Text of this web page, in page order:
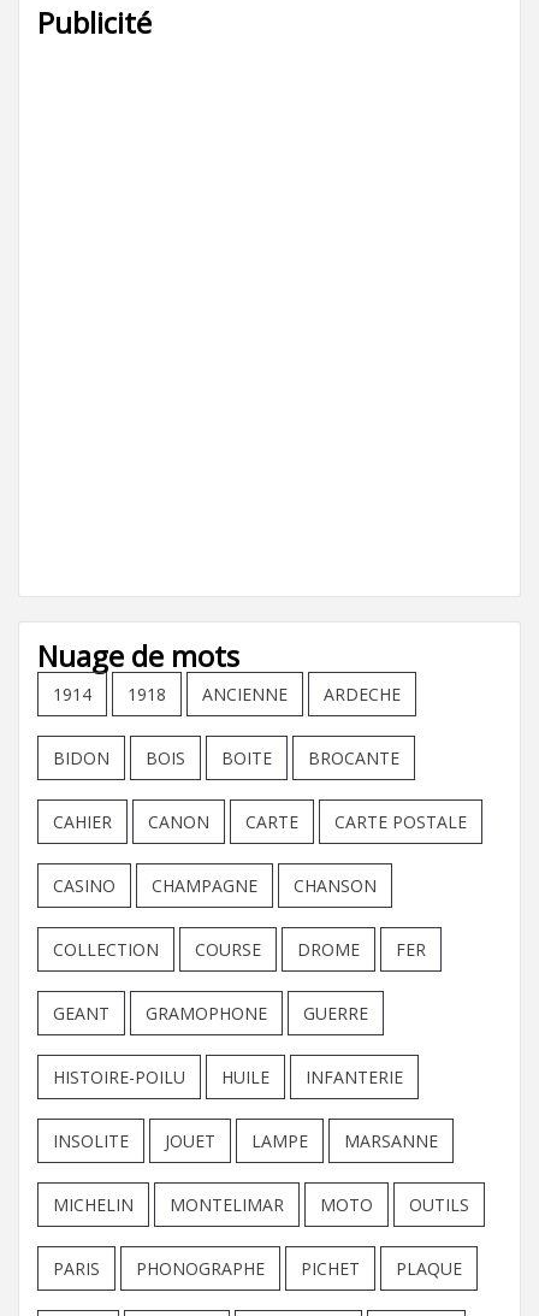
Publicité
Nuage de mots
1914 1918 ANCIENNE ARDECHE
BIDON BOIS BOITE BROCANTE
CAHIER CANON CARTE CARTE POSTALE
CASINO CHAMPAGNE CHANSON
COLLECTION COURSE DROME FER
GEANT GRAMOPHONE GUERRE
HISTOIRE-POILU HUILE INFANTERIE
INSOLITE JOUET LAMPE MARSANNE
MICHELIN MONTELIMAR MOTO OUTILS
PARIS PHONOGRAPHE PICHET PLAQUE